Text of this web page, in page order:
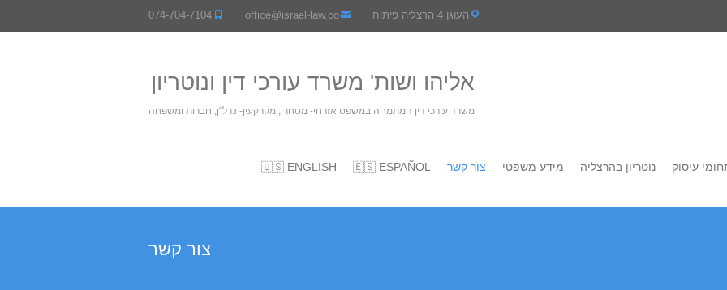
074-704-7104 office@israel-law.co העוגן 4 הרצליה פיתוח
אליהו ושות' משרד עורכי דין ונוטריון
משרד עורכי דין המתמחה במשפט אזרחי- מסחרי, מקרקעין- נדל"ן, חברות ומשפחה
🇺🇸 ENGLISH 🇪🇸 ESPAÑOL צור קשר מידע משפטי נוטריון בהרצליה עיסוק
צור קשר